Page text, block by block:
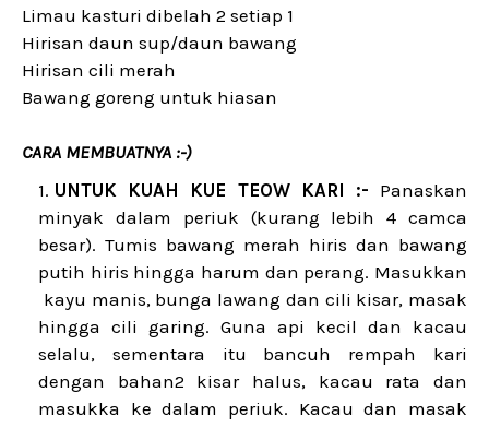
Limau kasturi dibelah 2 setiap 1
Hirisan daun sup/daun bawang
Hirisan cili merah
Bawang goreng untuk hiasan
CARA MEMBUATNYA :-)
UNTUK KUAH KUE TEOW KARI :- Panaskan
minyak dalam periuk (kurang lebih 4 camca
besar). Tumis bawang merah hiris dan bawang
putih hiris hingga harum dan perang. Masukkan
kayu manis, bunga lawang dan cili kisar, masak
hingga cili garing. Guna api kecil dan kacau
selalu, sementara itu bancuh rempah kari
dengan bahan2 kisar halus, kacau rata dan
masukka ke dalam periuk. Kacau dan masak